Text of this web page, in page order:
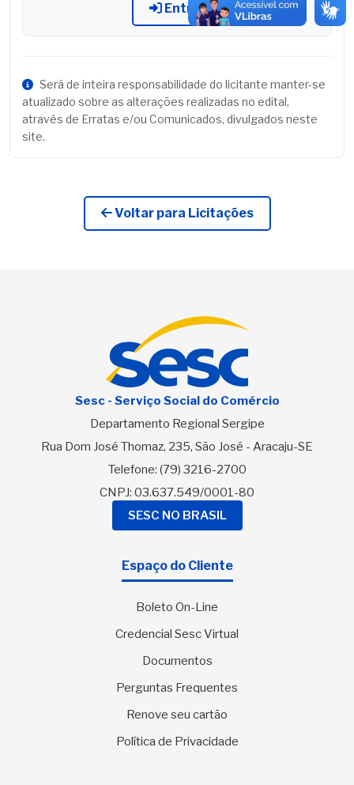
Entrar
Será de inteira responsabilidade do licitante manter-se
atualizado sobre as alterações realizadas no edital,
através de Erratas e/ou Comunicados, divulgados neste
site.
Voltar para Licitações
Sesc - Serviço Social do Comércio
Departamento Regional Sergipe
Rua Dom José Thomaz, 235, São José - Aracaju-SE
Telefone: (79) 3216-2700
CNPJ: 03.637.549/0001-80
SESC NO BRASIL
Espaço do Cliente
Boleto On-Line
Credencial Sesc Virtual
Documentos
Perguntas Frequentes
Renove seu cartão
Política de Privacidade